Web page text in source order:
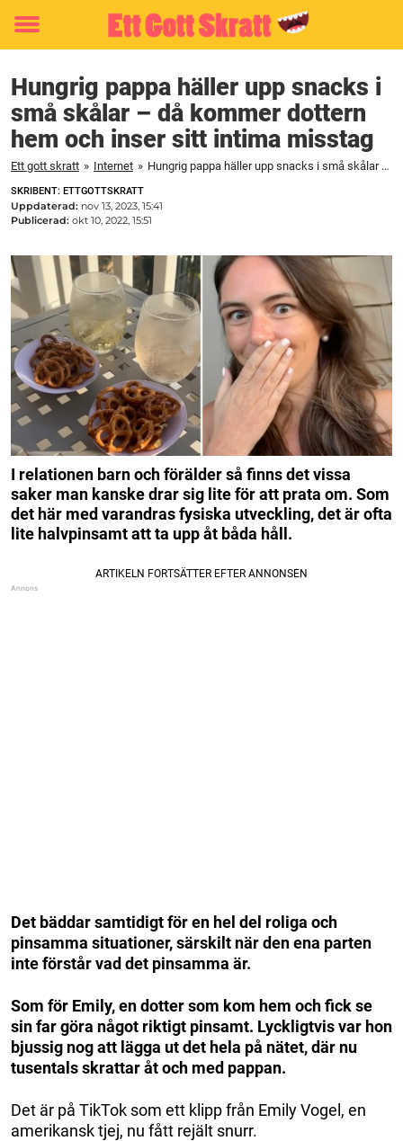
Toggle
Hungrig pappa häller upp snacks i
små skålar – då kommer dottern
hem och inser sitt intima misstag
Ett gott skratt » Internet » Hungrig pappa häller upp snacks i små skålar – då kommer dottern hem och inser sitt intima misstag
SKRIBENT: ETTGOTTSKRATT
Uppdaterad: nov 13, 2023, 15:41
Publicerad: okt 10, 2022, 15:51
I relationen barn och förälder så finns det vissa
saker man kanske drar sig lite för att prata om. Som
det här med varandras fysiska utveckling, det är ofta
lite halvpinsamt att ta upp åt båda håll.
Det bäddar samtidigt för en hel del roliga och
pinsamma situationer, särskilt när den ena parten
inte förstår vad det pinsamma är.
Som för Emily, en dotter som kom hem och fick se
sin far göra något riktigt pinsamt. Lyckligtvis var hon
bjussig nog att lägga ut det hela på nätet, där nu
tusentals skrattar åt och med pappan.
Det är på TikTok som ett klipp från Emily Vogel, en
amerikansk tjej, nu fått rejält snurr.